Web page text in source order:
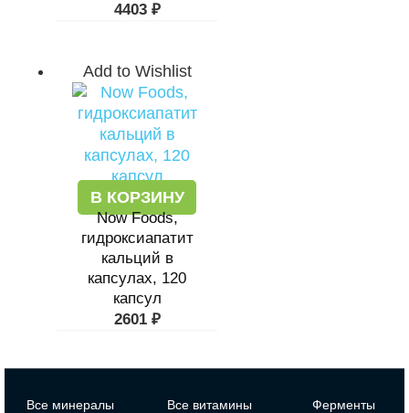
4403 ₽
Add to Wishlist
В КОРЗИНУ
Now Foods,
гидроксиапатит
кальций в
капсулах, 120
капсул
2601 ₽
Все минералы
Все витамины
Ферменты